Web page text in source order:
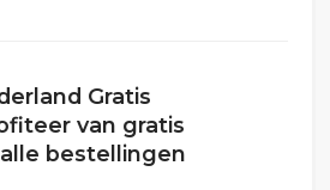
Gratis
van gratis
bestellingen